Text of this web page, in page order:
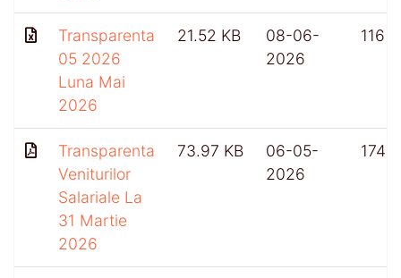
Transparenta
05 2026
Luna Mai
2026
21.52 KB
08-06-
2026
116
Transparenta
Veniturilor
Salariale La
31 Martie
2026
73.97 KB
06-05-
2026
174